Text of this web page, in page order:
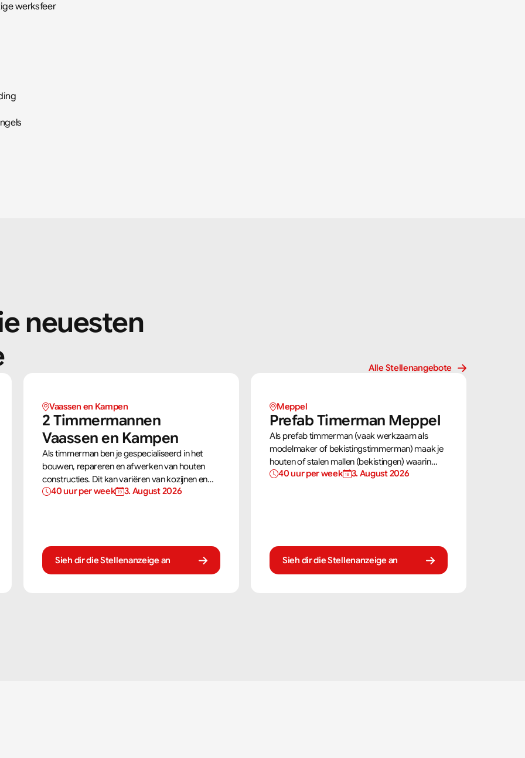
werksfeer
neuesten
Alle Stellenangebote
Vaassen en Kampen
2 Timmermannen
Vaassen en Kampen
Als timmerman ben je gespecialiseerd in het
bouwen, repareren en afwerken van houten
constructies. Dit kan variëren van kozijnen en
trappen tot complete dakconstructies en
40 uur per week 3. August 2026
Sieh dir die Stellenanzeige an
Meppel
Prefab Timerman Meppel
Als prefab timmerman (vaak werkzaam als
modelmaker of bekistingstimmerman) maak je
houten of stalen mallen (bekistingen) waarin
beton wordt gestort voor onderdelen zoals
40 uur per week 3. August 2026
Sieh dir die Stellenanzeige an